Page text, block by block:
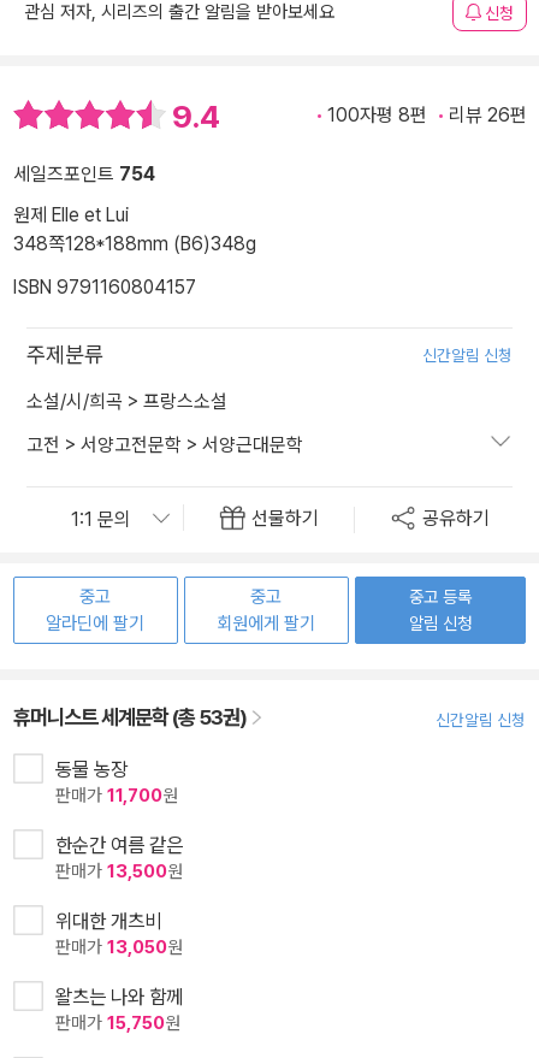
관심 저자, 시리즈의 출간 알림을 받아보세요 신청
9.4 100자평 8편 리뷰 26편
세일즈포인트 754
원제 Elle et Lui
348쪽128*188mm (B6)348g
ISBN 9791160804157
주제분류 신간알림 신청
소설/시/희곡 > 프랑스소설
고전 > 서양고전문학 > 서양근대문학
선물하기 공유하기
중고
알라딘에 팔기
중고
회원에게 팔기
중고 등록
알림 신청
휴머니스트 세계문학 (총 53권) 신간알림 신청
동물 농장
판매가 11,700원
한순간 여름 같은
판매가 13,500원
위대한 개츠비
판매가 13,050원
왈츠는 나와 함께
판매가 15,750원